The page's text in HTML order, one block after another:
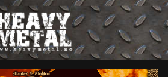
Nyheter